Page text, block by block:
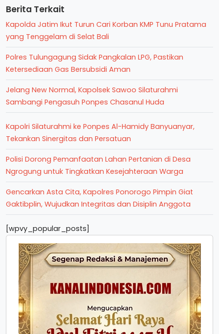
Berita Terkait
Kapolda Jatim Ikut Turun Cari Korban KMP Tunu Pratama
yang Tenggelam di Selat Bali
Polres Tulungagung Sidak Pangkalan LPG, Pastikan
Ketersediaan Gas Bersubsidi Aman
Jelang New Normal, Kapolsek Sawoo Silaturahmi
Sambangi Pengasuh Ponpes Chasanul Huda
Kapolri Silaturahmi ke Ponpes Al-Hamidy Banyuanyar,
Tekankan Sinergitas dan Persatuan
Polisi Dorong Pemanfaatan Lahan Pertanian di Desa
Ngrogung untuk Tingkatkan Kesejahteraan Warga
Gencarkan Asta Cita, Kapolres Ponorogo Pimpin Giat
Gaktibplin, Wujudkan Integritas dan Disiplin Anggota
[wpvy_popular_posts]